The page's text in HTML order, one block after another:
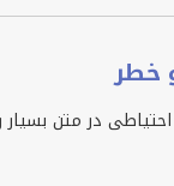
خطر
در متن بسیار